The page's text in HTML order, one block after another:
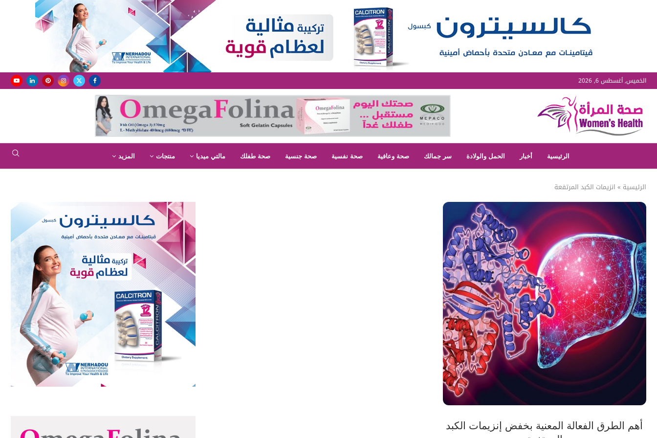
الخميس, أغسطس 6, 2026
الرئيسية أخبار الحمل والولادة سر جمالك صحة وعافية صحة نفسية صحة جنسية صحة طفلك مالتي ميديا منتجات المزيد
الرئيسية » انزيمات الكبد المرتفعة
أهم الطرق الفعالة المعنية بخفض إنزيمات الكبد